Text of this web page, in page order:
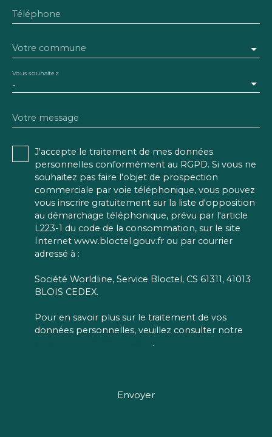
Téléphone
Votre commune
-
Vous souhaitez
Votre message
J'accepte le traitement de mes données
personnelles conformément au RGPD. Si vous ne
souhaitez pas faire l'objet de prospection
commerciale par voie téléphonique, vous pouvez
vous inscrire gratuitement sur la liste d'opposition
au démarchage téléphonique, prévu par l'article
L223-1 du code de la consommation, sur le site
Internet www.bloctel.gouv.fr ou par courrier
adressé à :
Société Worldline, Service Bloctel, CS 61311, 41013
BLOIS CEDEX.
Pour en savoir plus sur le traitement de vos
données personnelles, veuillez consulter notre
.
Envoyer